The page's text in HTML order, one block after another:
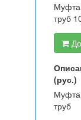
Муфта
труб
(рус.)
Муфта
труб